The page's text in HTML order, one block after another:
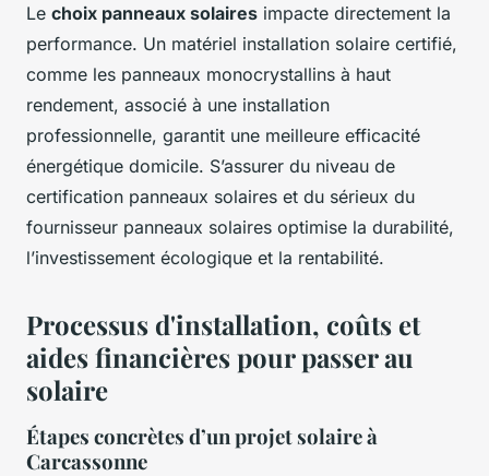
Le choix panneaux solaires impacte directement la
performance. Un matériel installation solaire certifié,
comme les panneaux monocrystallins à haut
rendement, associé à une installation
professionnelle, garantit une meilleure efficacité
énergétique domicile. S’assurer du niveau de
certification panneaux solaires et du sérieux du
fournisseur panneaux solaires optimise la durabilité,
l’investissement écologique et la rentabilité.
Processus d'installation, coûts et
aides financières pour passer au
solaire
Étapes concrètes d’un projet solaire à
Carcassonne